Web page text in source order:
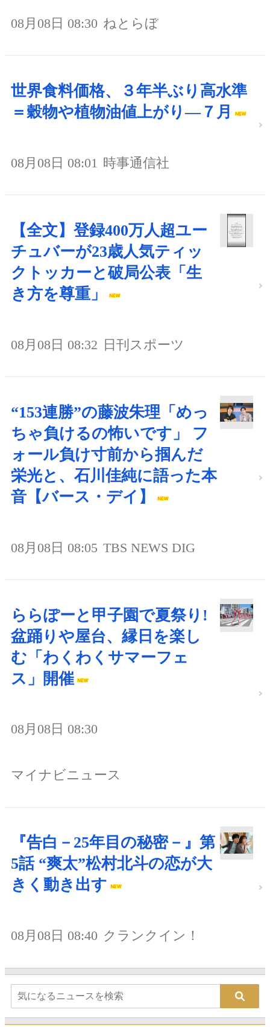
08月08日 08:30 ねとらぼ
世界食料価格、３年半ぶり高水準
＝穀物や植物油値上がり―７月
08月08日 08:01 時事通信社
【全文】登録400万人超ユー
チュバーが23歳人気ティッ
クトッカーと破局公表「生
き方を尊重」
08月08日 08:32 日刊スポーツ
“153連勝”の藤波朱理「めっ
ちゃ負けるの怖いです」 フ
ォール負け寸前から掴んだ
栄光と、石川佳純に語った本
音【バース・デイ】
08月08日 08:05 TBS NEWS DIG
ららぽーと甲子園で夏祭り!
盆踊りや屋台、縁日を楽し
む「わくわくサマーフェ
ス」開催
08月08日 08:30
マイナビニュース
『告白－25年目の秘密－』第
5話 “爽太”松村北斗の恋が大
きく動き出す
08月08日 08:40 クランクイン！